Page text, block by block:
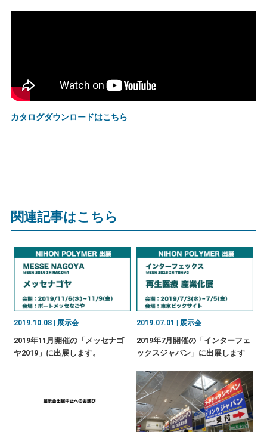
カタログダウンロードはこちら
関連記事はこちら
2019.10.08 | 展示会
2019年11月開催の「メッセナゴ
ヤ2019」に出展します。
2019.07.01 | 展示会
2019年7月開催の「インターフェ
ックスジャパン」に出展します